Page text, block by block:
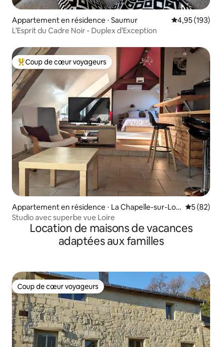
Appartement en résidence ⋅ Saumur Évaluation
4,95 (193)
L’Esprit du Cadre Noir - Duplex d’Exception
Coups de cœur voyageurs les plus appréciés
Coup de cœur voyageurs
Appartement en résidence ⋅ La Chapelle-sur-Loir
e
5 (82)
Studio avec superbe vue Loire
Location de maisons de vacances
adaptées aux familles
Coup de cœur voyageurs
Coup de cœur voyageurs